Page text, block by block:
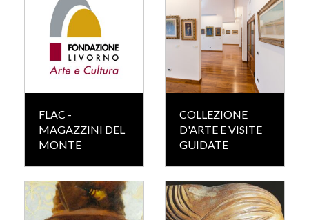
FLAC -
MAGAZZINI DEL
MONTE
COLLEZIONE
D'ARTE E VISITE
GUIDATE